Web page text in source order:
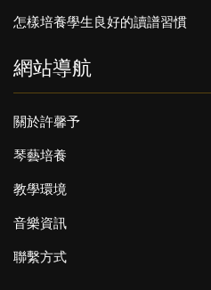
怎樣培養學生良好的讀譜習慣
網站導航
關於許馨予
琴藝培養
教學環境
音樂資訊
聯繫方式